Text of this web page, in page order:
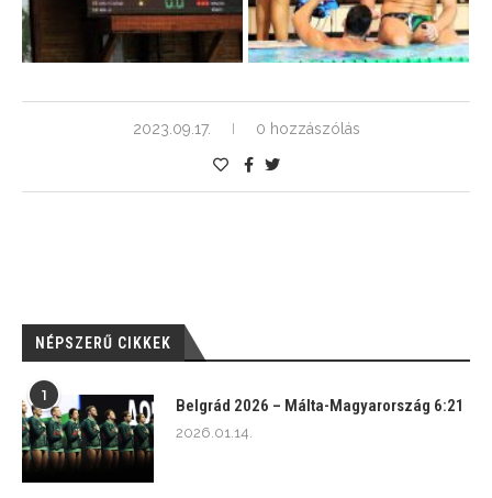
2023.09.17. 0 hozzászólás
NÉPSZERŰ CIKKEK
1
Belgrád 2026 – Málta-Magyarország 6:21
2026.01.14.